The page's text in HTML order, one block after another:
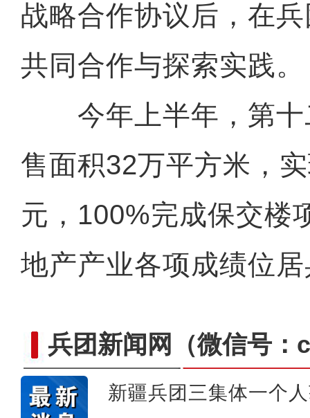
战略合作协议后，在
共同合作与探索实践。
今年上半年，第十
售面积32万平方米，
元，100%完成保交楼
地产产业各项成绩位
兵团新闻网 （微信号
新疆兵团三集体一个